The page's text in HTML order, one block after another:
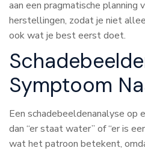
aan een pragmatische planning
herstellingen, zodat je niet
ook wat je best eerst doet.
Symptoom
Een schadebeeldenanalyse op
dan “er staat water” of “er is
wat het patroon betekent,